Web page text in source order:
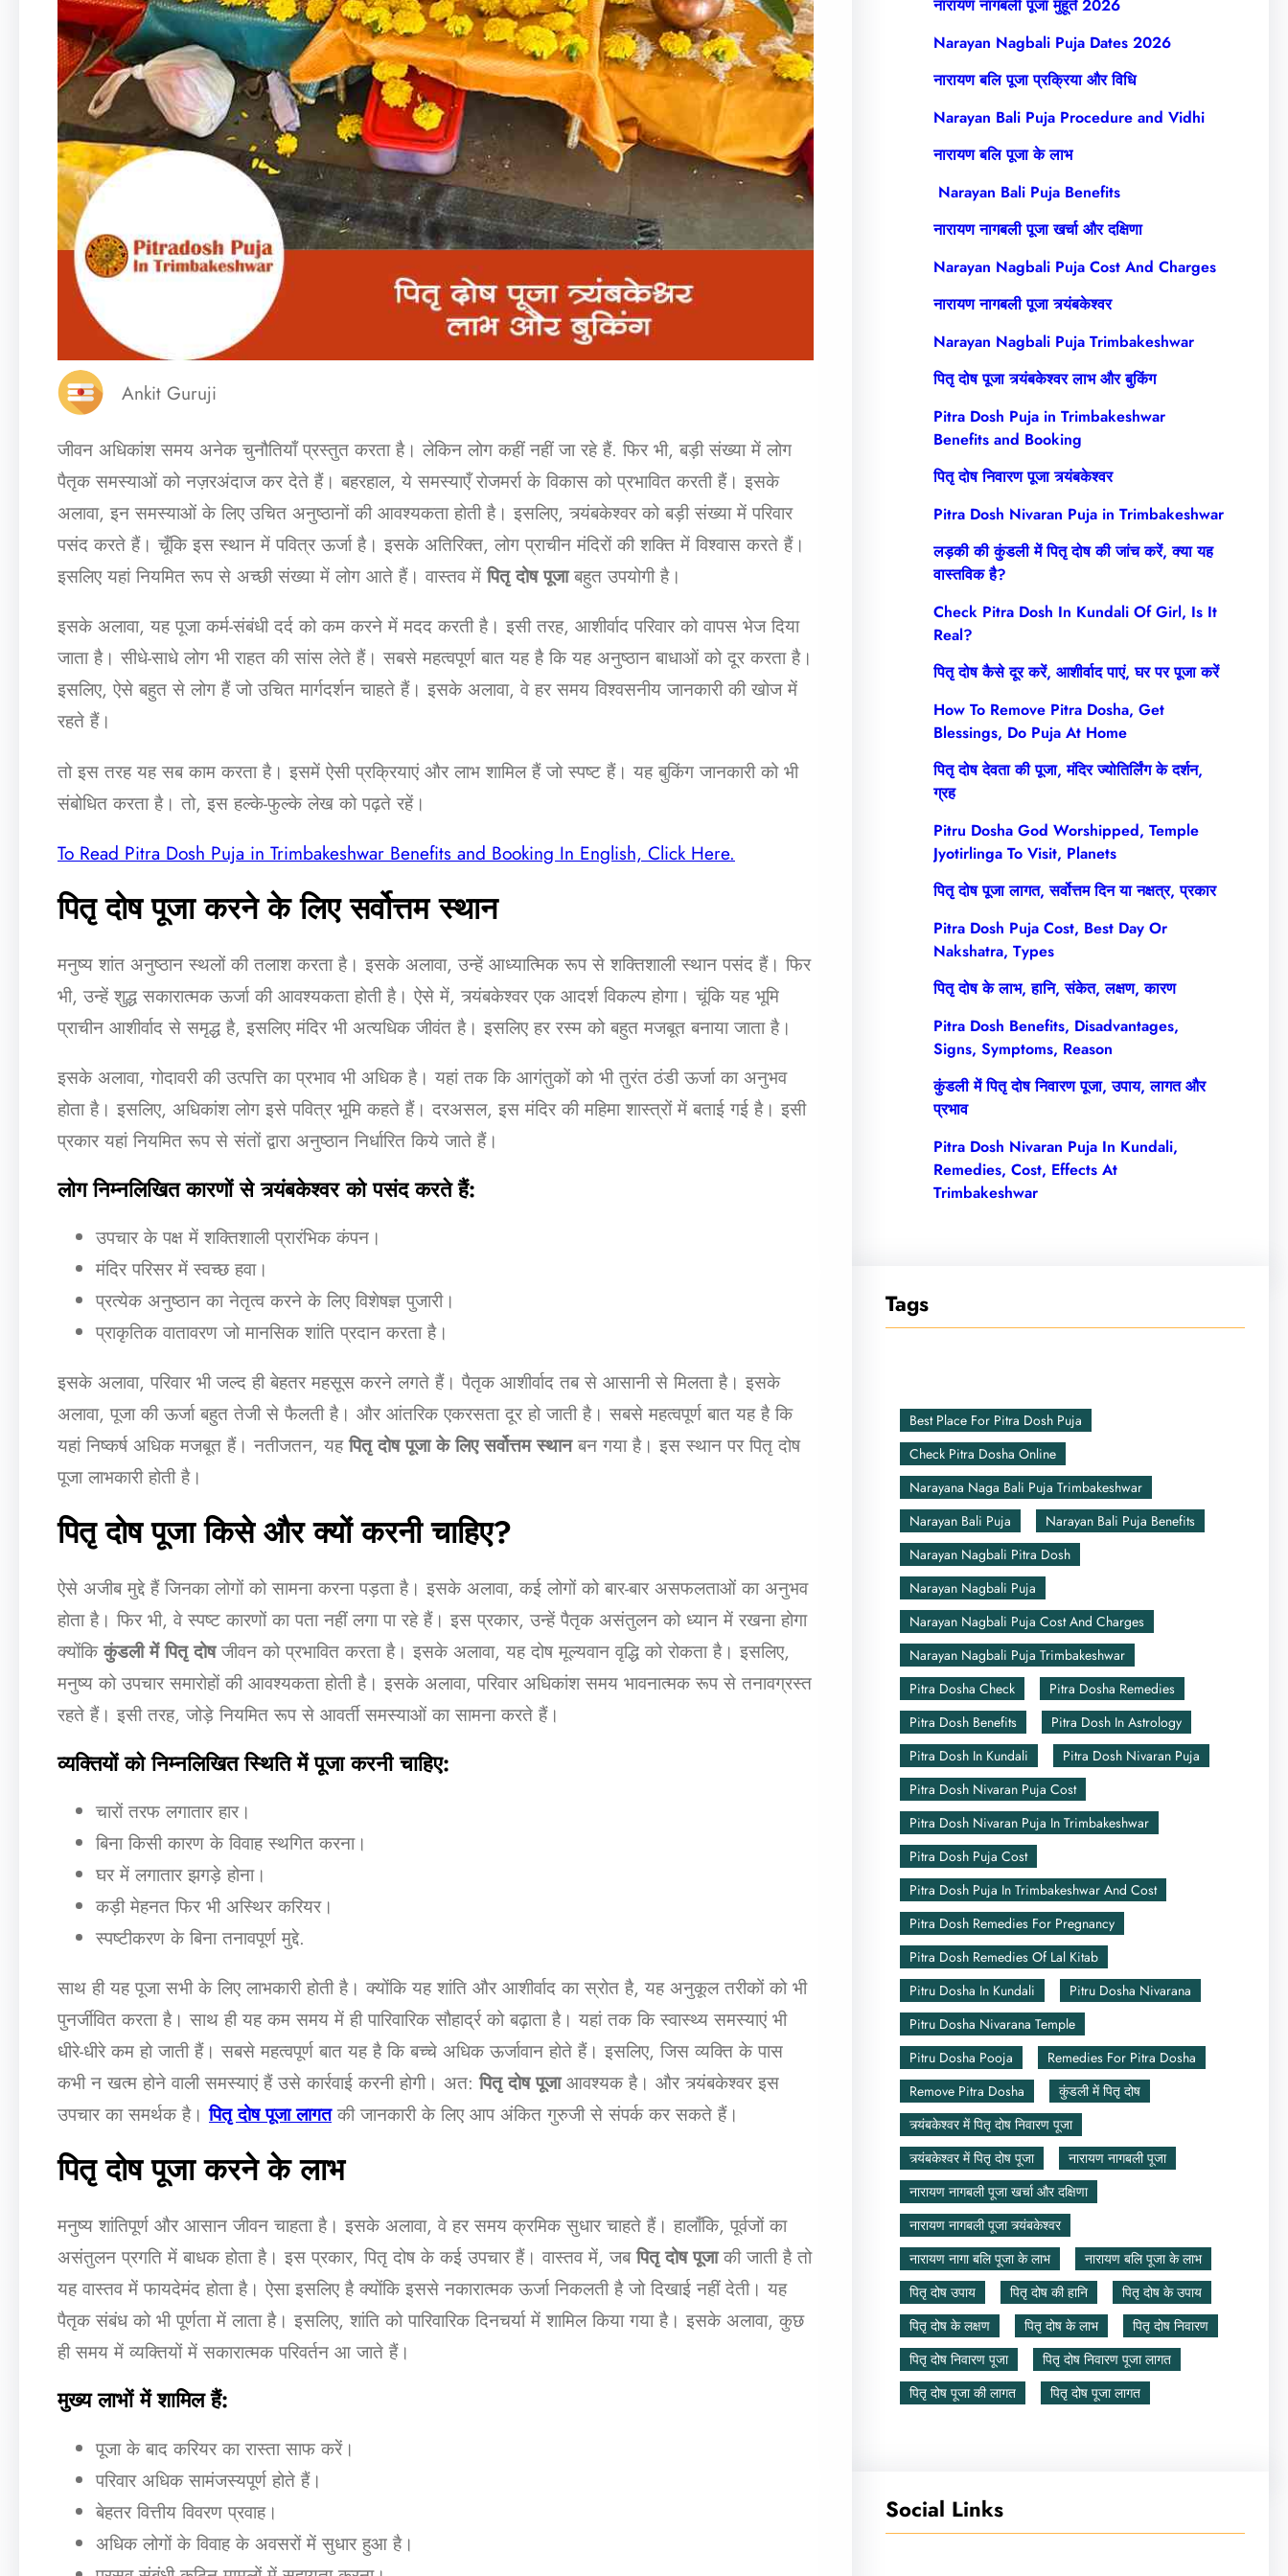
Ankit Guruji
जीवन अधिकांश समय अनेक चुनौतियाँ प्रस्तुत करता है। लेकिन लोग कहीं नहीं जा रहे हैं. फिर भी, बड़ी संख्या में लोग
पैतृक समस्याओं को नज़रअंदाज कर देते हैं। बहरहाल, ये समस्याएँ रोजमर्रा के विकास को प्रभावित करती हैं। इसके
अलावा, इन समस्याओं के लिए उचित अनुष्ठानों की आवश्यकता होती है। इसलिए, त्र्यंबकेश्वर को बड़ी संख्या में परिवार
पसंद करते हैं। चूँकि इस स्थान में पवित्र ऊर्जा है। इसके अतिरिक्त, लोग प्राचीन मंदिरों की शक्ति में विश्वास करते हैं।
इसलिए यहां नियमित रूप से अच्छी संख्या में लोग आते हैं। वास्तव मेंपितृ दोष पूजाबहुत उपयोगी है।
इसके अलावा, यह पूजा कर्म-संबंधी दर्द को कम करने में मदद करती है। इसी तरह, आशीर्वाद परिवार को वापस भेज दिया
जाता है। सीधे-साधे लोग भी राहत की सांस लेते हैं। सबसे महत्वपूर्ण बात यह है कि यह अनुष्ठान बाधाओं को दूर करता है।
इसलिए, ऐसे बहुत से लोग हैं जो उचित मार्गदर्शन चाहते हैं। इसके अलावा, वे हर समय विश्वसनीय जानकारी की खोज में
रहते हैं।
तो इस तरह यह सब काम करता है। इसमें ऐसी प्रक्रियाएं और लाभ शामिल हैं जो स्पष्ट हैं। यह बुकिंग जानकारी को भी
संबोधित करता है। तो, इस हल्के-फुल्के लेख को पढ़ते रहें।
To Read Pitra Dosh Puja in Trimbakeshwar Benefits and Booking In English, Click Here.
पितृ दोष पूजा करने के लिए सर्वोत्तम स्थान
मनुष्य शांत अनुष्ठान स्थलों की तलाश करता है। इसके अलावा, उन्हें आध्यात्मिक रूप से शक्तिशाली स्थान पसंद हैं। फिर
भी, उन्हें शुद्ध सकारात्मक ऊर्जा की आवश्यकता होती है। ऐसे में, त्र्यंबकेश्वर एक आदर्श विकल्प होगा। चूंकि यह भूमि
प्राचीन आशीर्वाद से समृद्ध है, इसलिए मंदिर भी अत्यधिक जीवंत है। इसलिए हर रस्म को बहुत मजबूत बनाया जाता है।
इसके अलावा, गोदावरी की उत्पत्ति का प्रभाव भी अधिक है। यहां तक ​​कि आगंतुकों को भी तुरंत ठंडी ऊर्जा का अनुभव
होता है। इसलिए, अधिकांश लोग इसे पवित्र भूमि कहते हैं। दरअसल, इस मंदिर की महिमा शास्त्रों में बताई गई है। इसी
प्रकार यहां नियमित रूप से संतों द्वारा अनुष्ठान निर्धारित किये जाते हैं।
लोग निम्नलिखित कारणों से त्र्यंबकेश्वर को पसंद करते हैं:
उपचार के पक्ष में शक्तिशाली प्रारंभिक कंपन।
मंदिर परिसर में स्वच्छ हवा।
प्रत्येक अनुष्ठान का नेतृत्व करने के लिए विशेषज्ञ पुजारी।
प्राकृतिक वातावरण जो मानसिक शांति प्रदान करता है।
इसके अलावा, परिवार भी जल्द ही बेहतर महसूस करने लगते हैं। पैतृक आशीर्वाद तब से आसानी से मिलता है। इसके
अलावा, पूजा की ऊर्जा बहुत तेजी से फैलती है। और आंतरिक एकरसता दूर हो जाती है। सबसे महत्वपूर्ण बात यह है कि
यहां निष्कर्ष अधिक मजबूत हैं। नतीजतन, यहपितृ दोष पूजा के लिए सर्वोत्तम स्थानबन गया है। इस स्थान पर पितृ दोष
पूजा लाभकारी होती है।
पितृ दोष पूजा किसे और क्यों करनी चाहिए?
ऐसे अजीब मुद्दे हैं जिनका लोगों को सामना करना पड़ता है। इसके अलावा, कई लोगों को बार-बार असफलताओं का अनुभव
होता है। फिर भी, वे स्पष्ट कारणों का पता नहीं लगा पा रहे हैं। इस प्रकार, उन्हें पैतृक असंतुलन को ध्यान में रखना होगा
क्योंकिकुंडली में पितृ दोषजीवन को प्रभावित करता है। इसके अलावा, यह दोष मूल्यवान वृद्धि को रोकता है। इसलिए,
मनुष्य को उपचार समारोहों की आवश्यकता होती है। इसके अलावा, परिवार अधिकांश समय भावनात्मक रूप से तनावग्रस्त
रहते हैं। इसी तरह, जोड़े नियमित रूप से आवर्ती समस्याओं का सामना करते हैं।
व्यक्तियों को निम्नलिखित स्थिति में पूजा करनी चाहिए:
चारों तरफ लगातार हार।
बिना किसी कारण के विवाह स्थगित करना।
घर में लगातार झगड़े होना।
कड़ी मेहनत फिर भी अस्थिर करियर।
स्पष्टीकरण के बिना तनावपूर्ण मुद्दे.
साथ ही यह पूजा सभी के लिए लाभकारी होती है। क्योंकि यह शांति और आशीर्वाद का स्रोत है, यह अनुकूल तरीकों को भी
पुनर्जीवित करता है। साथ ही यह कम समय में ही पारिवारिक सौहार्द्र को बढ़ाता है। यहां तक ​​कि स्वास्थ्य समस्याएं भी
धीरे-धीरे कम हो जाती हैं। सबसे महत्वपूर्ण बात यह है कि बच्चे अधिक ऊर्जावान होते हैं। इसलिए, जिस व्यक्ति के पास
कभी न खत्म होने वाली समस्याएं हैं उसे कार्रवाई करनी होगी। अत:पितृ दोष पूजाआवश्यक है। और त्र्यंबकेश्वर इस
उपचार का समर्थक है।पितृ दोष पूजा लागतकी जानकारी के लिए आप अंकित गुरुजी से संपर्क कर सकते हैं।
पितृ दोष पूजा करने के लाभ
मनुष्य शांतिपूर्ण और आसान जीवन चाहता है। इसके अलावा, वे हर समय क्रमिक सुधार चाहते हैं। हालाँकि, पूर्वजों का
असंतुलन प्रगति में बाधक होता है। इस प्रकार, पितृ दोष के कई उपचार हैं। वास्तव में, जबपितृ दोष पूजाकी जाती है तो
यह वास्तव में फायदेमंद होता है। ऐसा इसलिए है क्योंकि इससे नकारात्मक ऊर्जा निकलती है जो दिखाई नहीं देती। यह
पैतृक संबंध को भी पूर्णता में लाता है। इसलिए, शांति को पारिवारिक दिनचर्या में शामिल किया गया है। इसके अलावा, कुछ
ही समय में व्यक्तियों में सकारात्मक परिवर्तन आ जाते हैं।
मुख्य लाभों में शामिल हैं:
पूजा के बाद करियर का रास्ता साफ करें।
परिवार अधिक सामंजस्यपूर्ण होते हैं।
बेहतर वित्तीय विवरण प्रवाह।
अधिक लोगों के विवाह के अवसरों में सुधार हुआ है।
नारायण नागबली पूजा मुहूर्त 2026
Narayan Nagbali Puja Dates 2026
नारायण बलि पूजा प्रक्रिया और विधि
Narayan Bali Puja Procedure and Vidhi
नारायण बलि पूजा के लाभ
Narayan Bali Puja Benefits
नारायण नागबली पूजा खर्चा और दक्षिणा
Narayan Nagbali Puja Cost And Charges
नारायण नागबली पूजा त्र्यंबकेश्वर
Narayan Nagbali Puja Trimbakeshwar
पितृ दोष पूजा त्र्यंबकेश्वर लाभ और बुकिंग
Pitra Dosh Puja in Trimbakeshwar
Benefits and Booking
पितृ दोष निवारण पूजा त्र्यंबकेश्वर
Pitra Dosh Nivaran Puja in Trimbakeshwar
लड़की की कुंडली में पितृ दोष की जांच करें, क्या यह
वास्तविक है?
Check Pitra Dosh In Kundali Of Girl, Is It
Real?
पितृ दोष कैसे दूर करें, आशीर्वाद पाएं, घर पर पूजा करें
How To Remove Pitra Dosha, Get
Blessings, Do Puja At Home
पितृ दोष देवता की पूजा, मंदिर ज्योतिर्लिंग के दर्शन,
ग्रह
Pitru Dosha God Worshipped, Temple
Jyotirlinga To Visit, Planets
पितृ दोष पूजा लागत, सर्वोत्तम दिन या नक्षत्र, प्रकार
Pitra Dosh Puja Cost, Best Day Or
Nakshatra, Types
पितृ दोष के लाभ, हानि, संकेत, लक्षण, कारण
Pitra Dosh Benefits, Disadvantages,
Signs, Symptoms, Reason
कुंडली में पितृ दोष निवारण पूजा, उपाय, लागत और
प्रभाव
Pitra Dosh Nivaran Puja In Kundali,
Remedies, Cost, Effects At
Trimbakeshwar
Tags
Best Place For Pitra Dosh Puja
Check Pitra Dosha Online
Narayana Naga Bali Puja Trimbakeshwar
Narayan Bali Puja
Narayan Bali Puja Benefits
Narayan Nagbali Pitra Dosh
Narayan Nagbali Puja
Narayan Nagbali Puja Cost And Charges
Narayan Nagbali Puja Trimbakeshwar
Pitra Dosha Check
Pitra Dosha Remedies
Pitra Dosh Benefits
Pitra Dosh In Astrology
Pitra Dosh In Kundali
Pitra Dosh Nivaran Puja
Pitra Dosh Nivaran Puja Cost
Pitra Dosh Nivaran Puja In Trimbakeshwar
Pitra Dosh Puja Cost
Pitra Dosh Puja In Trimbakeshwar And Cost
Pitra Dosh Remedies For Pregnancy
Pitra Dosh Remedies Of Lal Kitab
Pitru Dosha In Kundali
Pitru Dosha Nivarana
Pitru Dosha Nivarana Temple
Pitru Dosha Pooja
Remedies For Pitra Dosha
Remove Pitra Dosha
कुंडली में पितृ दोष
त्र्यंबकेश्वर में पितृ दोष निवारण पूजा
त्र्यंबकेश्वर में पितृ दोष पूजा
नारायण नागबली पूजा
नारायण नागबली पूजा खर्चा और दक्षिणा
नारायण नागबली पूजा त्र्यंबकेश्वर
नारायण नागा बलि पूजा के लाभ
नारायण बलि पूजा के लाभ
पितृ दोष उपाय
पितृ दोष की हानि
पितृ दोष के उपाय
पितृ दोष के लक्षण
पितृ दोष के लाभ
पितृ दोष निवारण
पितृ दोष निवारण पूजा
पितृ दोष निवारण पूजा लागत
पितृ दोष पूजा की लागत
पितृ दोष पूजा लागत
Social Links